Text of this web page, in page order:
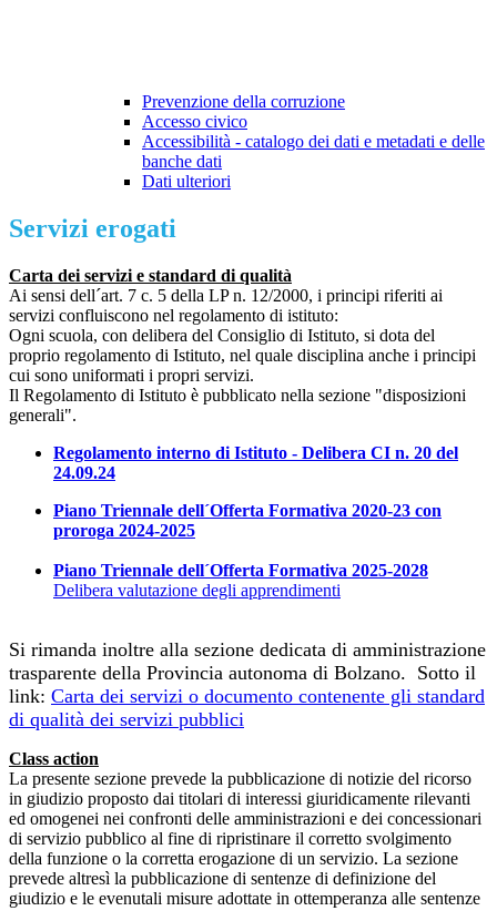
Prevenzione della corruzione
Accesso civico
Accessibilità - catalogo dei dati e metadati e delle
banche dati
Dati ulteriori
Servizi erogati
Carta dei servizi e standard di qualità
Ai sensi dell´art. 7 c. 5 della LP n. 12/2000, i principi riferiti ai
servizi confluiscono nel regolamento di istituto:
Ogni scuola, con delibera del Consiglio di Istituto, si dota del
proprio regolamento di Istituto, nel quale disciplina anche i principi
cui sono uniformati i propri servizi.
Il Regolamento di Istituto è pubblicato nella sezione "disposizioni
generali".
Regolamento interno di Istituto - Delibera CI n. 20 del
24.09.24
Piano Triennale dell´Offerta Formativa 2020-23 con
proroga 2024-2025
Piano Triennale dell´Offerta Formativa 2025-2028
Delibera valutazione degli apprendimenti
Si rimanda inoltre alla sezione dedicata di amministrazione
trasparente della Provincia autonoma di Bolzano. Sotto il
link: Carta dei servizi o documento contenente gli standard
di qualità dei servizi pubblici
Class action
La presente sezione prevede la pubblicazione di notizie del ricorso
in giudizio proposto dai titolari di interessi giuridicamente rilevanti
ed omogenei nei confronti delle amministrazioni e dei concessionari
di servizio pubblico al fine di ripristinare il corretto svolgimento
della funzione o la corretta erogazione di un servizio. La sezione
prevede altresì la pubblicazione di sentenze di definizione del
giudizio e le evenutali misure adottate in ottemperanza alle sentenze